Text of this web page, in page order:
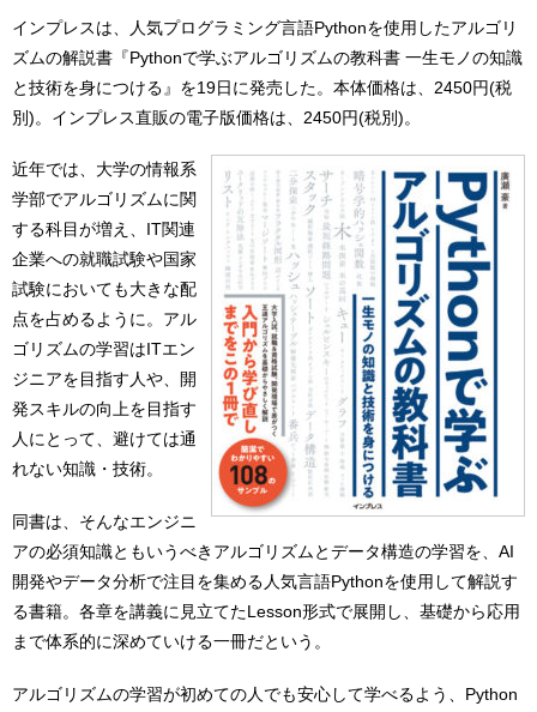
インプレスは、人気プログラミング言語Pythonを使用したアルゴリ
ズムの解説書『Pythonで学ぶアルゴリズムの教科書 一生モノの知識
と技術を身につける』を19日に発売した。本体価格は、2450円(税
別)。インプレス直販の電子版価格は、2450円(税別)。
近年では、大学の情報系
学部でアルゴリズムに関
する科目が増え、IT関連
企業への就職試験や国家
試験においても大きな配
点を占めるように。アル
ゴリズムの学習はITエン
ジニアを目指す人や、開
発スキルの向上を目指す
人にとって、避けては通
れない知識・技術。
同書は、そんなエンジニ
アの必須知識ともいうべきアルゴリズムとデータ構造の学習を、AI
開発やデータ分析で注目を集める人気言語Pythonを使用して解説す
る書籍。各章を講義に見立てたLesson形式で展開し、基礎から応用
まで体系的に深めていける一冊だという。
アルゴリズムの学習が初めての人でも安心して学べるよう、Python